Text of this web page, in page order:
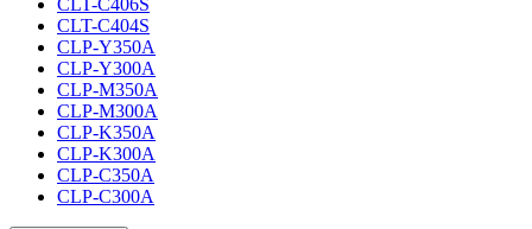
CLT-C406S
CLT-C404S
CLP-Y350A
CLP-Y300A
CLP-M350A
CLP-M300A
CLP-K350A
CLP-K300A
CLP-C350A
CLP-C300A